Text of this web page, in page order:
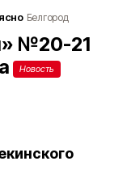
ясно Белгород
№20-21
Новость